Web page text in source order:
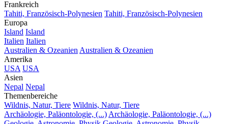
Frankreich
Tahiti, Französisch-Polynesien Tahiti, Französisch-Polynesien
Europa
Island Island
Italien Italien
Australien & Ozeanien Australien & Ozeanien
Amerika
USA USA
Asien
Nepal Nepal
Themenbereiche
Wildnis, Natur, Tiere Wildnis, Natur, Tiere
Archäologie, Paläontologie, (...) Archäologie, Paläontologie, (...)